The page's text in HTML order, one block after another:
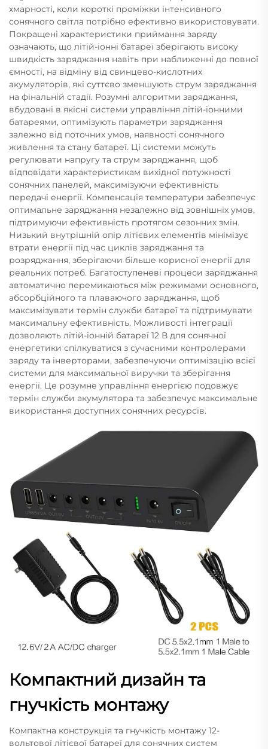
хмарності, коли короткі проміжки інтенсивного
сонячного світла потрібно ефективно використовувати.
Покращені характеристики приймання заряду
означають, що літій-іонні батареї зберігають високу
швидкість заряджання навіть при наближенні до повної
ємності, на відміну від свинцево-кислотних
акумуляторів, які суттєво зменшують струм заряджання
на фінальній стадії. Розумні алгоритми заряджання,
вбудовані в якісні системи управління літій-іонними
батареями, оптимізують параметри заряджання
залежно від поточних умов, наявності сонячного
живлення та стану батареї. Ці системи можуть
регулювати напругу та струм заряджання, щоб
відповідати характеристикам вихідної потужності
сонячних панелей, максимізуючи ефективність
передачі енергії. Компенсація температури забезпечує
оптимальне заряджання незалежно від зовнішніх умов,
підтримуючи ефективність протягом сезонних змін.
Низький внутрішній опір літієвих елементів мінімізує
втрати енергії під час циклів заряджання та
розряджання, зберігаючи більше корисної енергії для
реальних потреб. Багатоступеневі процеси заряджання
автоматично перемикаються між режимами основного,
абсорбційного та плаваючого заряджання, щоб
максимізувати термін служби батареї та підтримувати
максимальну ефективність. Можливості інтеграції
дозволяють літій-іонній батареї 12 В для сонячної
енергетики спілкуватися з сучасними контролерами
заряду та інверторами, забезпечуючи оптимізацію всієї
системи для максимальної виручки та зберігання
енергії. Це розумне управління енергією подовжує
термін служби акумулятора та забезпечує максимальне
використання доступних сонячних ресурсів.
Компактний дизайн та
гнучкість монтажу
Компактна конструкція та гнучкість монтажу 12-
вольтової літієвої батареї для сонячних систем